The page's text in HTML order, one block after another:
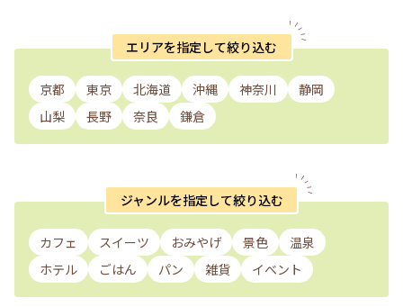
エリアを指定して絞り込む
京都 東京 北海道 沖縄 神奈川
静岡
山梨
長野 奈良 鎌倉
ジャンルを指定して絞り込む
カフェ スイーツ おみやげ 景色
温泉
ホテル
ごはん パン 雑貨 イベント